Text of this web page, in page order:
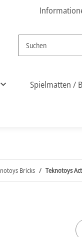
Spielmatten /
Bricks Teknotoys